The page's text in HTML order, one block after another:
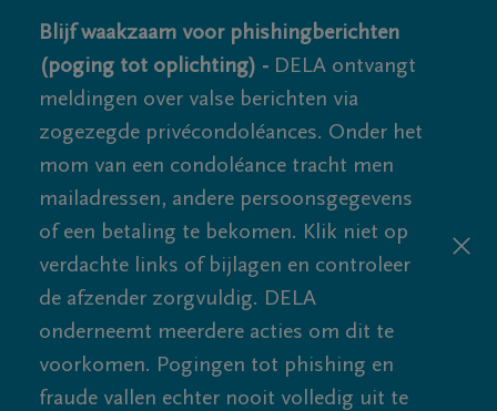
Blijf waakzaam voor phishingberichten
(poging tot oplichting) - DELA ontvangt
meldingen over valse berichten via
zogezegde privécondoléances. Onder het
mom van een condoléance tracht men
mailadressen, andere persoonsgegevens
of een betaling te bekomen. Klik niet op
verdachte links of bijlagen en controleer
de afzender zorgvuldig. DELA
onderneemt meerdere acties om dit te
voorkomen. Pogingen tot phishing en
fraude vallen echter nooit volledig uit te